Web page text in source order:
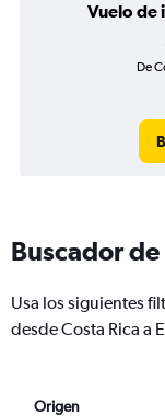
Vuelo de
De
Buscador
Usa los siguientes
desde Costa Rica a
Origen